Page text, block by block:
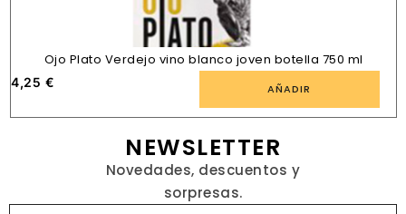
Ojo Plato Verdejo vino blanco joven botella 750 ml
4,25 € AÑADIR
NEWSLETTER
Novedades, descuentos y
sorpresas.